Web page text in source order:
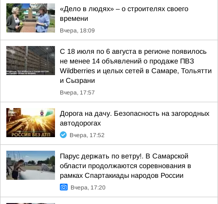
«Дело в людях» – о строителях своего
времени
Вчера, 18:09
С 18 июля по 6 августа в регионе появилось
не менее 14 объявлений о продаже ПВЗ
Wildberries и целых сетей в Самаре, Тольятти
и Сызрани
Вчера, 17:57
Дорога на дачу. Безопасность на загородных
автодорогах
Вчера, 17:52
Парус держать по ветру!. В Самарской
области продолжаются соревнования в
рамках Спартакиады народов России
Вчера, 17:20